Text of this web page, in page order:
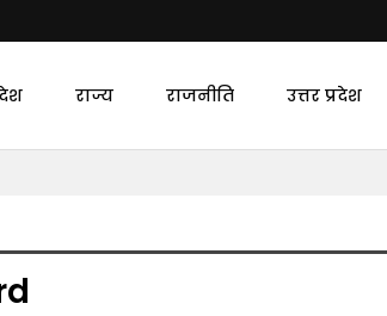
राज्य राजनीति उत्तर प्रदेश